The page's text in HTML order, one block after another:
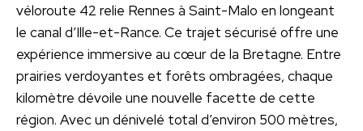
véloroute 42 relie Rennes à Saint-Malo en longeant
le canal d’Ille-et-Rance. Ce trajet sécurisé offre une
expérience immersive au cœur de la Bretagne. Entre
prairies verdoyantes et forêts ombragées, chaque
kilomètre dévoile une nouvelle facette de cette
région. Avec un dénivelé total d’environ 500 mètres,